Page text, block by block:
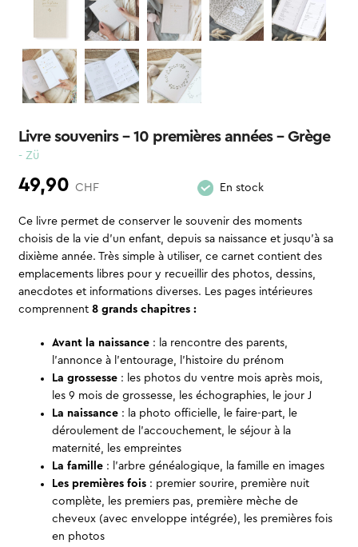
Livre souvenirs – 10 premières années – Grège
- Zü
49,90 CHF En stock
Ce livre permet de conserver le souvenir des moments
choisis de la vie d’un enfant, depuis sa naissance et jusqu’à sa
dixième année. Très simple à utiliser, ce carnet contient des
emplacements libres pour y recueillir des photos, dessins,
anecdotes et informations diverses. Les pages intérieures
comprennent 8 grands chapitres :
Avant la naissance: la rencontre des parents,
l’annonce à l’entourage, l’histoire du prénom
La grossesse: les photos du ventre mois après mois,
les 9 mois de grossesse, les échographies, le jour J
La naissance: la photo officielle, le faire-part, le
déroulement de l’accouchement, le séjour à la
maternité, les empreintes
La famille: l’arbre généalogique, la famille en images
Les premières fois: premier sourire, première nuit
complète, les premiers pas, première mèche de
cheveux (avec enveloppe intégrée), les premières fois
en photos